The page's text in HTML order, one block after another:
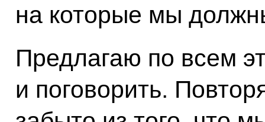
на которые мы
Предлагаю по всем
и поговорить.